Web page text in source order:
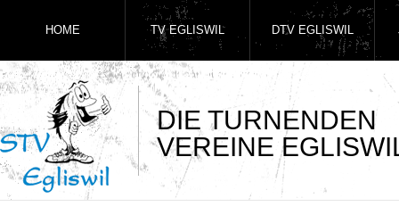
DIE TURNENDEN
VEREINE
HOME TV EGLISWIL DTV EGLISWIL